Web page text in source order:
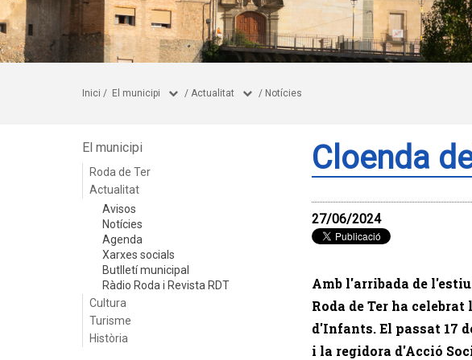
Inici / El municipi / Actualitat / Notícies
El municipi
Roda de Ter
Actualitat
Avisos
Notícies
Agenda
Xarxes socials
Butlletí municipal
Ràdio Roda i Revista RDT
Cultura
Turisme
Història
Cloenda
27/06/2024
Amb l'arribada de
Roda de Ter ha
d'Infants. El passat 17
i la regidora d'Acció